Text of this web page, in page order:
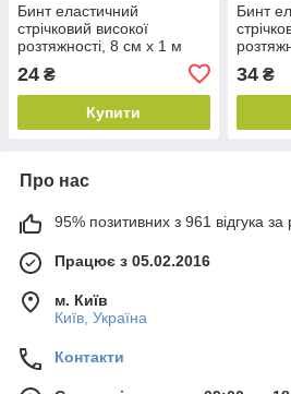
Бинт еластичний
стрічковий високої
розтяжності, 8 см х 1 м
24 ₴
Купити
Бинт
34₴
Про нас
95% позитивних з 961 відгука за
Працює з 05.02.2016
м. Київ
Київ, Україна
Контакти